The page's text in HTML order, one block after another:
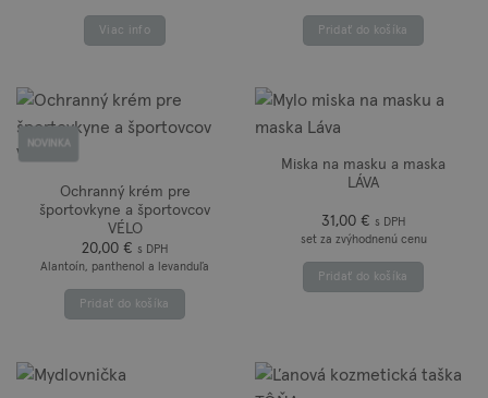
Viac info Pridať do košíka
NOVINKA
Ochranný krém pre
športovkyne a športovcov
VÉLO
20,00 € s DPH
Alantoín, panthenol a levanduľa
Pridať do košíka
Miska na masku a maska
LÁVA
31,00 € s DPH
set za zvýhodnenú cenu
Pridať do košíka